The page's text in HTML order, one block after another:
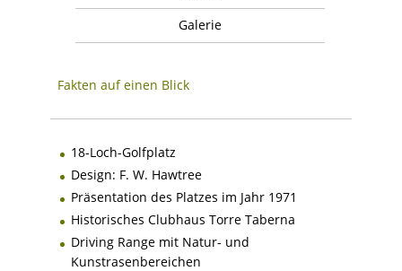
Galerie
Fakten auf einen Blick
18-Loch-Golfplatz
Design: F. W. Hawtree
Präsentation des Platzes im Jahr 1971
Historisches Clubhaus Torre Taberna
Driving Range mit Natur- und
Kunstrasenbereichen